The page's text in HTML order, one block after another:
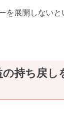
を展開しないと
持ち戻し